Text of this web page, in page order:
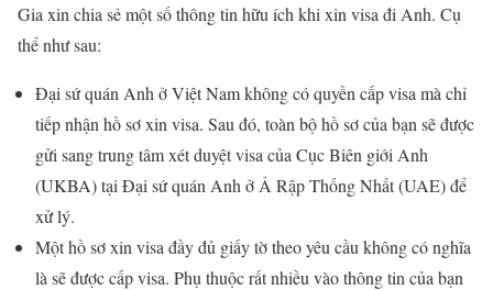
Gia xin chia sẻ một số thông tin hữu ích khi xin visa đi Anh. Cụ
thể như sau:
Đại sứ quán Anh ở Việt Nam không có quyền cấp visa mà chỉ
tiếp nhận hồ sơ xin visa. Sau đó, toàn bộ hồ sơ của bạn sẽ được
gửi sang trung tâm xét duyệt visa của Cục Biên giới Anh
(UKBA) tại Đại sứ quán Anh ở Ả Rập Thống Nhất (UAE) để
xử lý.
Một hồ sơ xin visa đầy đủ giấy tờ theo yêu cầu không có nghĩa
là sẽ được cấp visa. Phụ thuộc rất nhiều vào thông tin của bạn